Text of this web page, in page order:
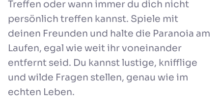
Treffen oder wann immer du dich nicht
persönlich treffen kannst. Spiele mit
deinen Freunden und halte die Paranoia am
Laufen, egal wie weit ihr voneinander
entfernt seid. Du kannst lustige, knifflige
und wilde Fragen stellen, genau wie im
echten Leben.